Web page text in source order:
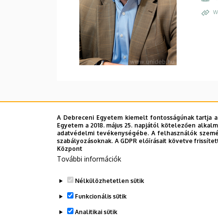
A Debreceni Egyetem kiemelt fontosságúnak
Egyetem a 2018. május 25. napjától kötelezően
adatvédelmi tevékenységébe. A felhasználók
szabályozásoknak. A GDPR előírásait követve
Központ
További információk
Nélkülözhetetlen sütik
Funkcionális sütik
Analitikai sütik